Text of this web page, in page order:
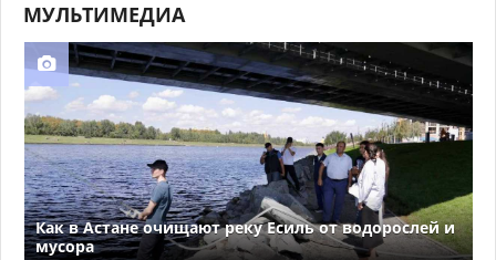
МУЛЬТИМЕДИА
Как в Астане очищают реку Есиль от водорослей и
мусора